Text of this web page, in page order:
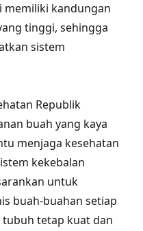
memiliki kandungan
tinggi, sehingga
sistem
Republik
buah yang kaya
menjaga kesehatan
kekebalan
untuk
buah-buahan setiap
tetap kuat dan